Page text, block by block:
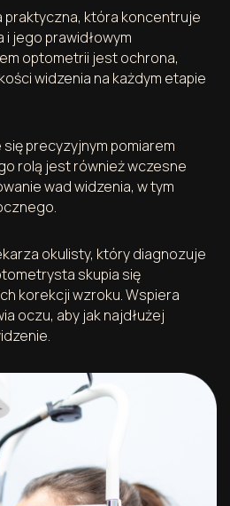
praktyczna, która koncentruje
i jego prawidłowym
optometrii jest ochrona,
widzenia na każdym etapie
się precyzyjnym pomiarem
rolą jest również wczesne
wad widzenia, w tym
okulisty, który diagnozuje
skupia się
korekcji wzroku. Wspiera
oczu, aby jak najdłużej